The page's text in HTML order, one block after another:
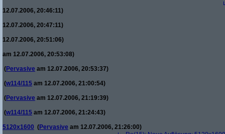
12.07.2006, 20:46:11)
12.07.2006, 20:47:11)
12.07.2006, 20:51:06)
am 12.07.2006, 20:53:08)
(Pervasive am 12.07.2006, 20:53:37)
(w114/115 am 12.07.2006, 21:00:54)
(Pervasive am 12.07.2006, 21:19:39)
(w114/115 am 12.07.2006, 21:24:43)
5120x1600 (Pervasive am 12.07.2006, 21:26:00)